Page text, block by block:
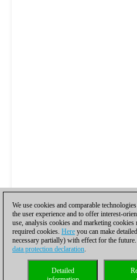
We use cookies and comparable
the user experience and to offer interest-
use, analysis cookies and marketing
required cookies. Here you can make
necessary partially) with effect for the
data protection declaration.
Detailed